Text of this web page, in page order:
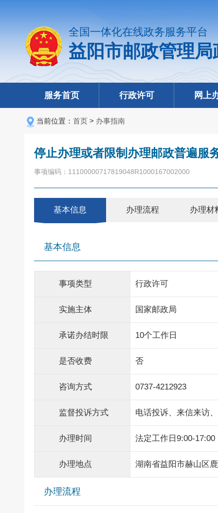
全国一体化在线政务服务平台
益阳市邮政管理
服务首页 行政许可 网上
当前位置： 首页 > 办事指南
停止办理或者限制办理邮政普遍服
事项编码：11100000717819048R1000167002000
基本信息 办理流程 办理材
基本信息
事项类型 行政许可
实施主体 国家邮政局
承诺办结时限 10个工作日
是否收费 否
咨询方式 0737-4212923
监督投诉方式 电话投诉、来信来访
办理时间 法定工作日9:00-17:00
办理地点 湖南省益阳市赫山区
办理流程